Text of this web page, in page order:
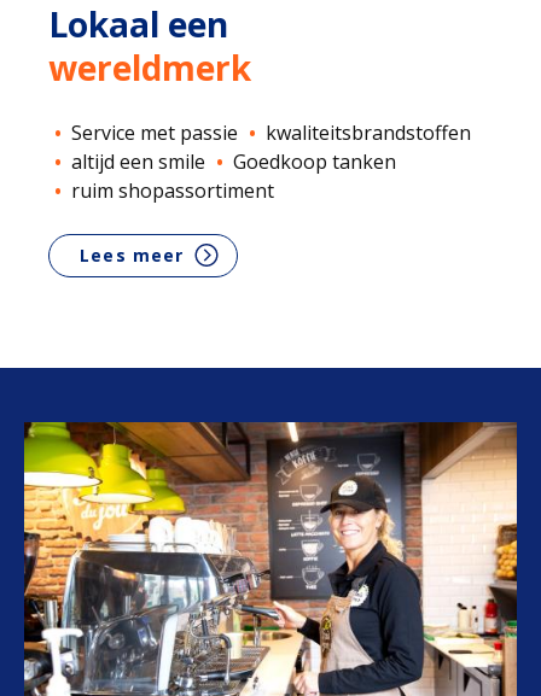
Lokaal een
wereldmerk
Service met passie
kwaliteitsbrandstoffen
altijd een smile
Goedkoop tanken
ruim shopassortiment
Lees meer